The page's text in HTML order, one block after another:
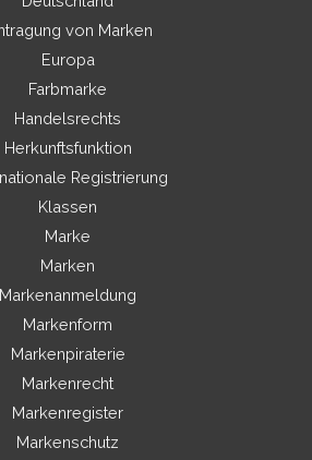
von Marken
Europa
Farbmarke
Handelsrechts
Herkunftsfunktion
Registrierung
Klassen
Marke
Marken
Markenanmeldung
Markenform
Markenpiraterie
Markenrecht
Markenregister
Markenschutz